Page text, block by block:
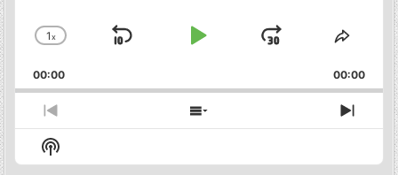
Change
Rate
1x
Skip
Play
Jump
Forward
Share
00:00 00:00
Previous
Episode
Show
Next
Show
Podcast